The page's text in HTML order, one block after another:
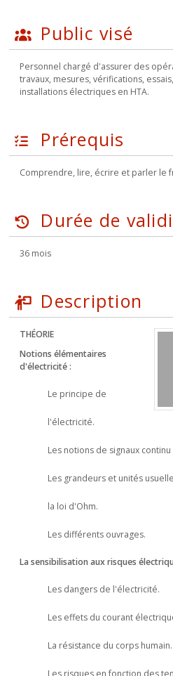
Public visé
Personnel chargé d'assurer des
travaux, mesures, vérifications,
installations électriques en HTA.
Prérequis
Comprendre, lire, écrire et parler le
Durée de
36 mois
Description
THÉORIE
Notions élémentaires
d'électricité :
Le principe de
l'électricité.
Les notions de signaux
Les grandeurs et unités
la loi d'Ohm.
Les différents ouvrages.
La sensibilisation aux risques
Les dangers de l'électricité.
Les effets du courant
La résistance du corps humain.